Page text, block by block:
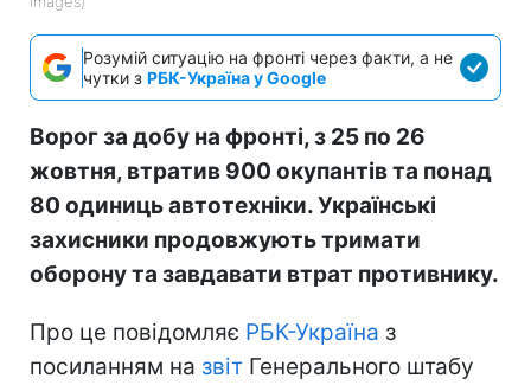
Розумій ситуацію на фронті через факти, а не
чутки з РБК-Україна у Google
Ворог за добу на фронті, з 25 по 26
жовтня, втратив 900 окупантів та понад
80 одиниць автотехніки. Українські
захисники продовжують тримати
оборону та завдавати втрат противнику.
Про це повідомляє РБК-Україна з
посиланням на звіт Генерального штабу